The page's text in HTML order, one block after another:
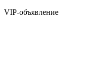
VIP-объявление